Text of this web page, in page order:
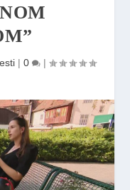
| 0 |